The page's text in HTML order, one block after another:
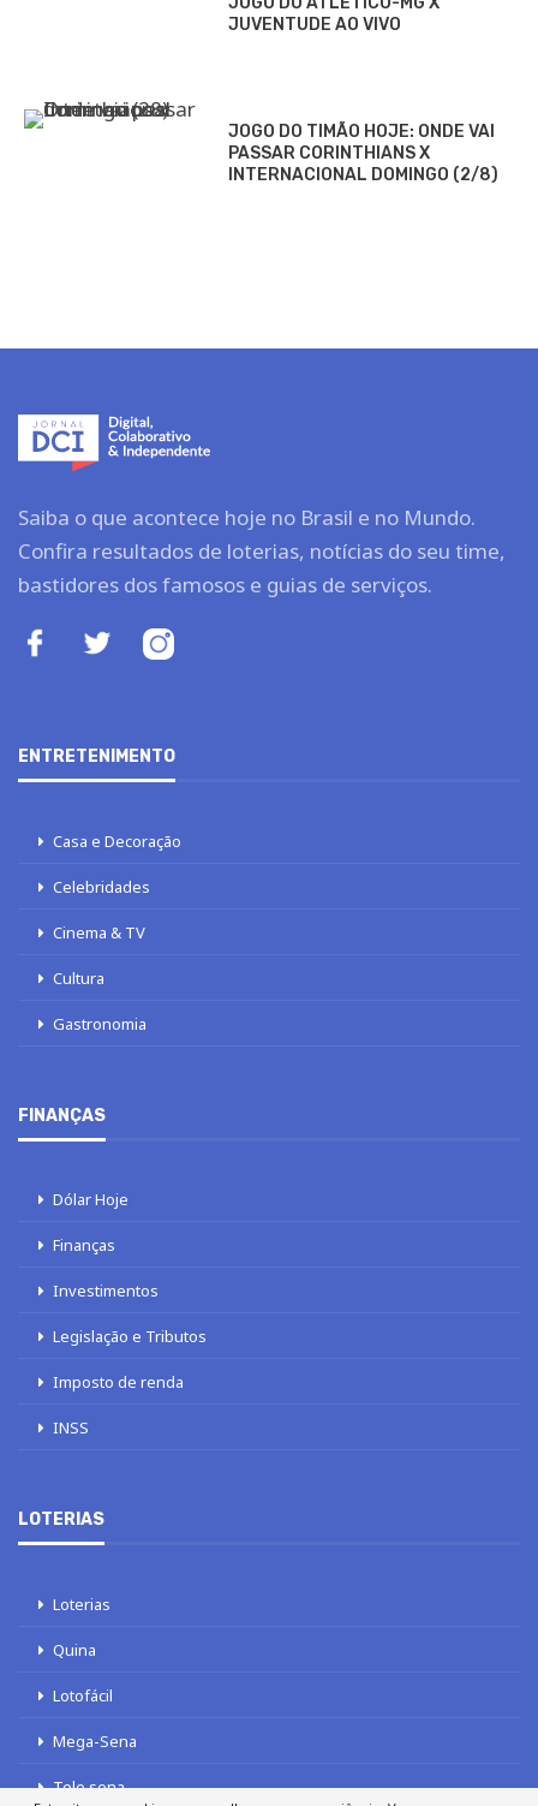
JUVENTUDE AO VIVO
JOGO DO TIMÃO HOJE: ONDE VAI
PASSAR CORINTHIANS X
INTERNACIONAL DOMINGO (2/8)
Saiba o que acontece hoje no Brasil e no Mundo.
Confira resultados de loterias, notícias do seu time,
bastidores dos famosos e guias de serviços.
ENTRETENIMENTO
Casa e Decoração
Celebridades
Cinema & TV
Cultura
Gastronomia
FINANÇAS
Dólar Hoje
Finanças
Investimentos
Legislação e Tributos
Imposto de renda
INSS
LOTERIAS
Loterias
Quina
Lotofácil
Mega-Sena
Tele sena